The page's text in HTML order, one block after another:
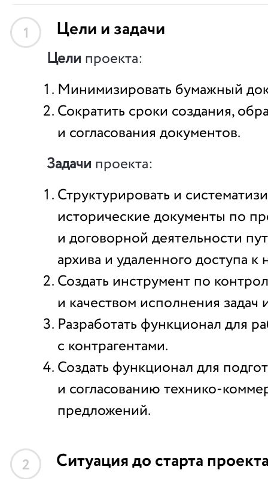
1 Цели и задачи
Цели проекта:
Минимизировать бумажный
Сократить сроки создания,
и согласования документов.
Задачи проекта:
Структурировать и
исторические документы по
и договорной деятельности
архива и удаленного доступа к
Создать инструмент по
и качеством исполнения задач
Разработать функционал для
с контрагентами.
Создать функционал для
и согласованию технико-
предложений.
2 Ситуация до старта